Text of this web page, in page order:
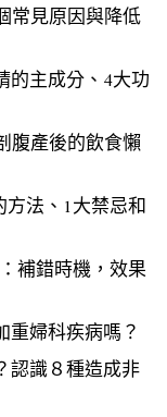
常見原因與降低
的主成分、4大功
腹產後的飲食懶
法、1大禁忌和
補錯時機，效果
婦科疾病嗎？
認識８種造成非